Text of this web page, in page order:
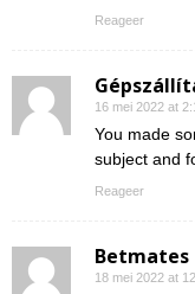
Reageer
16 mei 2022 at
You made
subject and
Reageer
Betmates
18 mei 2022 at